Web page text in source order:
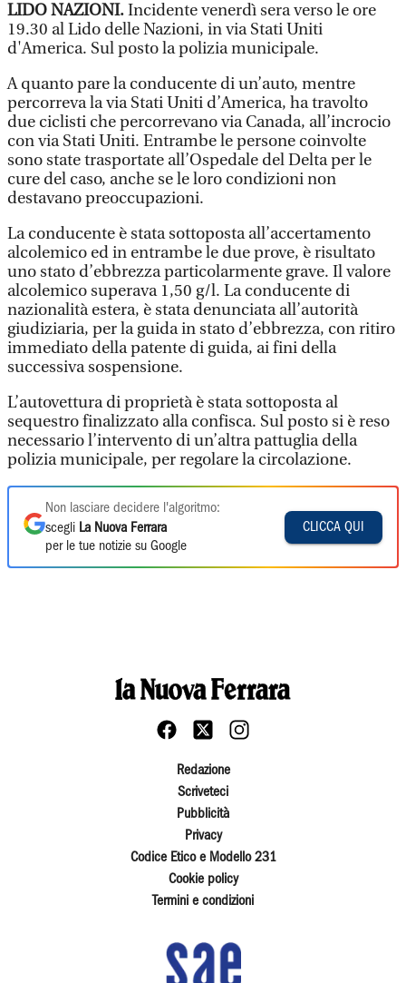
LIDO NAZIONI.Incidente venerdì sera verso le ore
19.30 al Lido delle Nazioni, in via Stati Uniti
d'America. Sul posto la polizia municipale.
A quanto pare la conducente di un’auto, mentre
percorreva la via Stati Uniti d’America, ha travolto
due ciclisti che percorrevano via Canada, all’incrocio
con via Stati Uniti. Entrambe le persone coinvolte
sono state trasportate all’Ospedale del Delta per le
cure del caso, anche se le loro condizioni non
destavano preoccupazioni.
La conducente è stata sottoposta all’accertamento
alcolemico ed in entrambe le due prove, è risultato
uno stato d’ebbrezza particolarmente grave. Il valore
alcolemico superava 1,50 g/l. La conducente di
nazionalità estera, è stata denunciata all’autorità
giudiziaria, per la guida in stato d’ebbrezza, con ritiro
immediato della patente di guida, ai fini della
successiva sospensione.
L’autovettura di proprietà è stata sottoposta al
sequestro finalizzato alla confisca. Sul posto si è reso
necessario l’intervento di un’altra pattuglia della
polizia municipale, per regolare la circolazione.
Non lasciare decidere l'algoritmo:
scegli La Nuova Ferrara
per le tue notizie su Google
CLICCA QUI
Redazione
Scriveteci
Pubblicità
Privacy
Codice Etico e Modello 231
Cookie policy
Termini e condizioni